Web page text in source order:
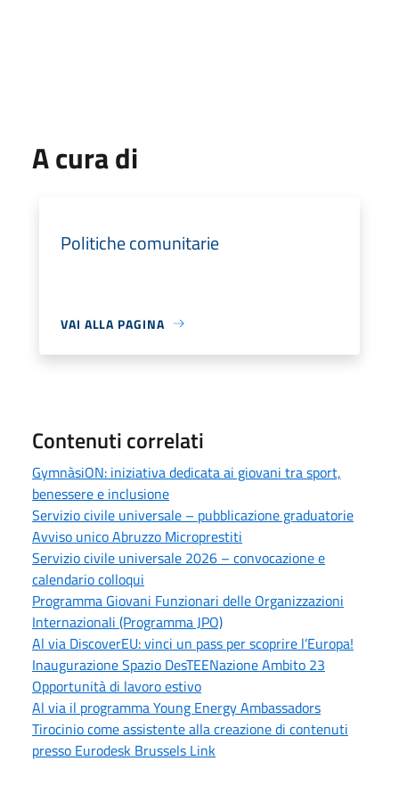
A cura di
Politiche comunitarie
VAI ALLA PAGINA
Contenuti correlati
GymnàsiON: iniziativa dedicata ai giovani tra sport,
benessere e inclusione
Servizio civile universale – pubblicazione graduatorie
Avviso unico Abruzzo Microprestiti
Servizio civile universale 2026 – convocazione e
calendario colloqui
Programma Giovani Funzionari delle Organizzazioni
Internazionali (Programma JPO)
Al via DiscoverEU: vinci un pass per scoprire l’Europa!
Inaugurazione Spazio DesTEENazione Ambito 23
Opportunità di lavoro estivo
Al via il programma Young Energy Ambassadors
Tirocinio come assistente alla creazione di contenuti
presso Eurodesk Brussels Link